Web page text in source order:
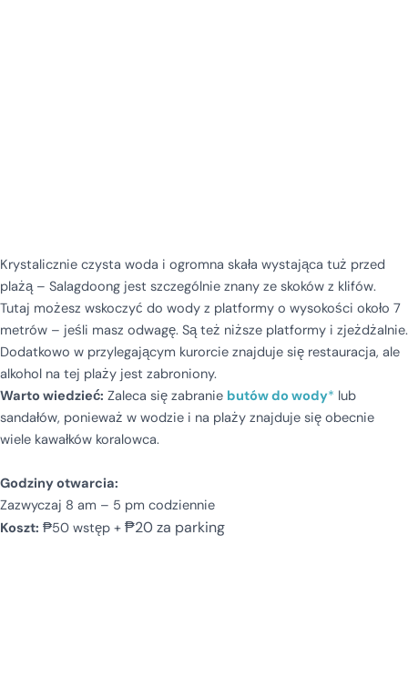
Krystalicznie czysta woda i ogromna skała wystająca tuż przed
plażą – Salagdoong jest szczególnie znany ze skoków z klifów.
Tutaj możesz wskoczyć do wody z platformy o wysokości około 7
metrów – jeśli masz odwagę. Są też niższe platformy i zjeżdżalnie.
Dodatkowo w przylegającym kurorcie znajduje się restauracja, ale
alkohol na tej plaży jest zabroniony.
Warto wiedzieć: Zaleca się zabranie butów do wody* lub
sandałów, ponieważ w wodzie i na plaży znajduje się obecnie
wiele kawałków koralowca.
Godziny otwarcia:
Zazwyczaj 8 am – 5 pm codziennie
Koszt: ₱50 wstęp + ₱20 za parking